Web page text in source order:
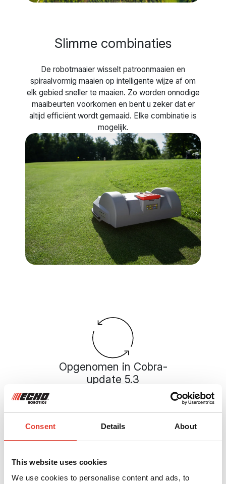
Consent Details About
This website uses cookies
We use cookies to personalise content and ads, to
Slimme combinaties
De robotmaaier wisselt patroonmaaien en
spiraalvormig maaien op intelligente wijze af om
elk gebied sneller te maaien. Zo worden onnodige
maaibeurten voorkomen en bent u zeker dat er
altijd efficiënt wordt gemaaid. Elke combinatie is
mogelijk.
Opgenomen in Cobra-
update 5.3
functie in versie 5.3 van de Cobra-
software. Deze technologie is
ingebouwd in alle GPS-RTK